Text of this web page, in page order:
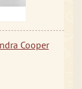
Cooper